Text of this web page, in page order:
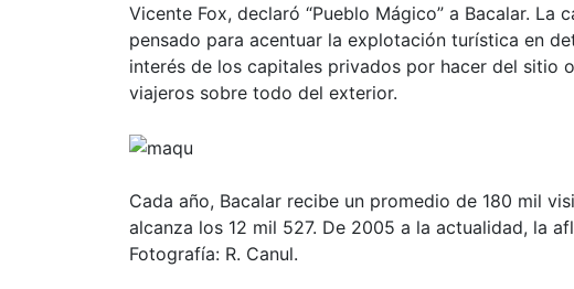
Vicente Fox, declaró “Pueblo Mágico” a Bacalar.
pensado para acentuar la explotación turística en
interés de los capitales privados por hacer del sitio
viajeros sobre todo del exterior.
Cada año, Bacalar recibe un promedio de 180 mil
alcanza los 12 mil 527. De 2005 a la actualidad, la
Fotografía: R. Canul.